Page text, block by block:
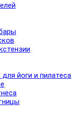
йоги и пилатеса